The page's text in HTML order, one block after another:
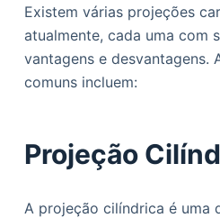
Existem várias projeções
atualmente, cada uma com
vantagens e desvantagens.
comuns incluem:
Projeção
A projeção cilíndrica é uma